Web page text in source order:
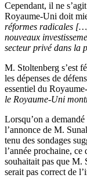
Cependant, il ne
Royaume-Uni doit
réformes radicales
nouveaux
secteur privé dans la
M. Stoltenberg s’est
les dépenses de
essentiel du
le Royaume-Uni
Lorsqu’on a
l’annonce de M.
tenu des sondages
l’année prochaine, ce
souhaitait pas que M.
serait pas correct de